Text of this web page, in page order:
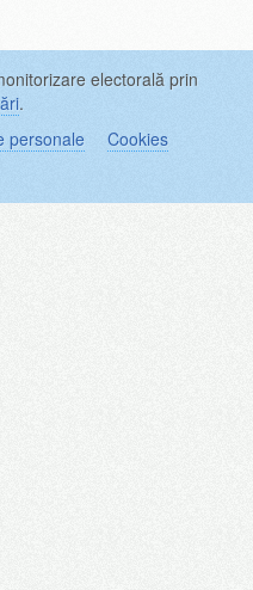
electorală prin
.
personale
Cookies